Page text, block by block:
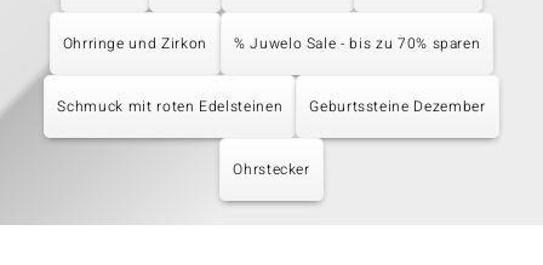
Ohrringe und Zirkon % Juwelo Sale - bis zu 70% sparen
Schmuck mit roten Edelsteinen Geburtssteine Dezember
Ohrstecker